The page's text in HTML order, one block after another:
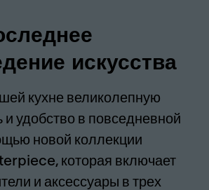
искусства
кухне великолепную
и удобство в повседневной
новой коллекции
которая включает
и аксессуары в трех